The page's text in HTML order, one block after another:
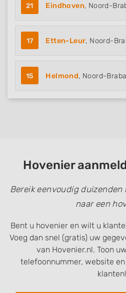
21 Eindhoven, Noord-
17 Etten-Leur, Noord-
15 Helmond, Noord-
Hovenier
Bereik eenvoudig
naar een
Bent u hovenier en wilt u
Voeg dan snel (gratis) uw
van Hovenier.nl. Toon
telefoonnummer, website
klanten!